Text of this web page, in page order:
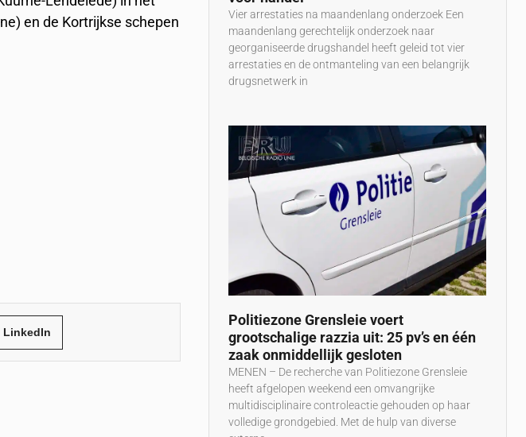
en de Kortrijkse schepen
LinkedIn
Vier arrestaties na maandenlang onderzoek Een
maandenlang gerechtelijk onderzoek naar
georganiseerde drugshandel heeft geleid tot vier
arrestaties en de ontmanteling van een belangrijk
drugsnetwerk in
Politiezone Grensleie voert
grootschalige razzia uit: 25 pv’s en één
zaak onmiddellijk gesloten
MENEN – De recherche van Politiezone Grensleie
heeft afgelopen weekend een omvangrijke
multidisciplinaire controleactie gehouden op haar
volledige grondgebied. Met de hulp van diverse